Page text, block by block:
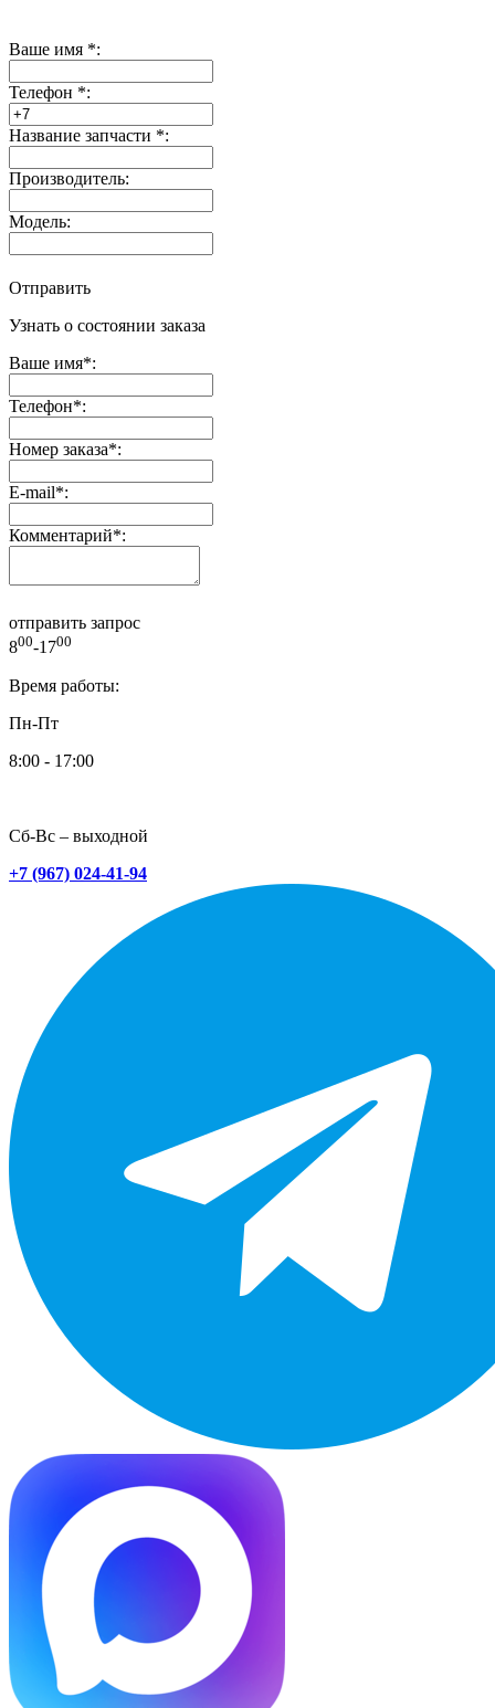
Ваше имя *:
Телефон *:
Название запчасти *:
Производитель:
Модель:
Отправить
Узнать о состоянии заказа
Ваше имя*:
Телефон*:
Номер заказа*:
E-mail*:
Комментарий*:
отправить запрос
800-1700
Время работы:
Пн-Пт
8:00 - 17:00
Сб-Вс – выходной
+7 (967) 024-41-94